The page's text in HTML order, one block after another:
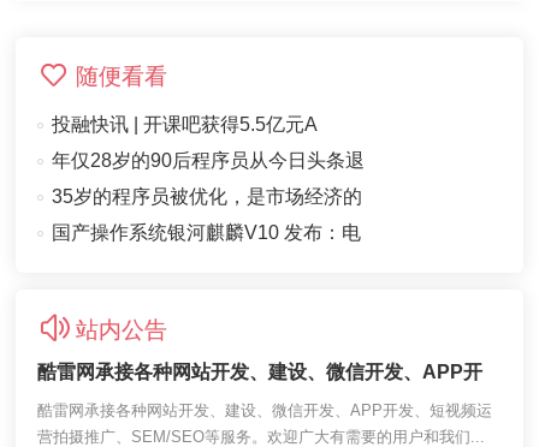
随便看看
投融快讯 | 开课吧获得5.5亿元A
年仅28岁的90后程序员从今日头条退
35岁的程序员被优化，是市场经济的
国产操作系统银河麒麟V10 发布：电
站内公告
酷雷网承接各种网站开发、建设、微信开发、APP开
酷雷网承接各种网站开发、建设、微信开发、APP开发、短视频运
营拍摄推广、SEM/SEO等服务。欢迎广大有需要的用户和我们...